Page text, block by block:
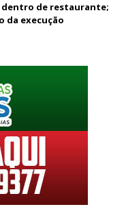
dentro de restaurante;
da execução